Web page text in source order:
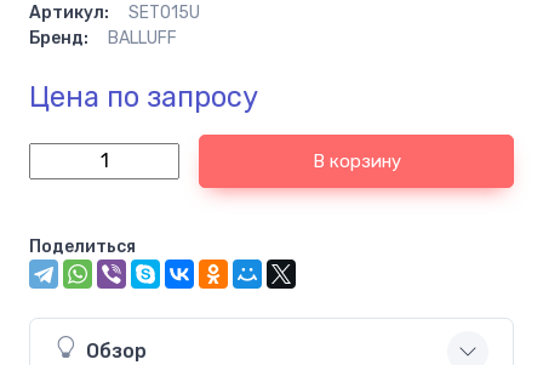
Артикул:
SET015U
Бренд:
BALLUFF
Цена по запросу
В корзину
Поделиться
Обзор